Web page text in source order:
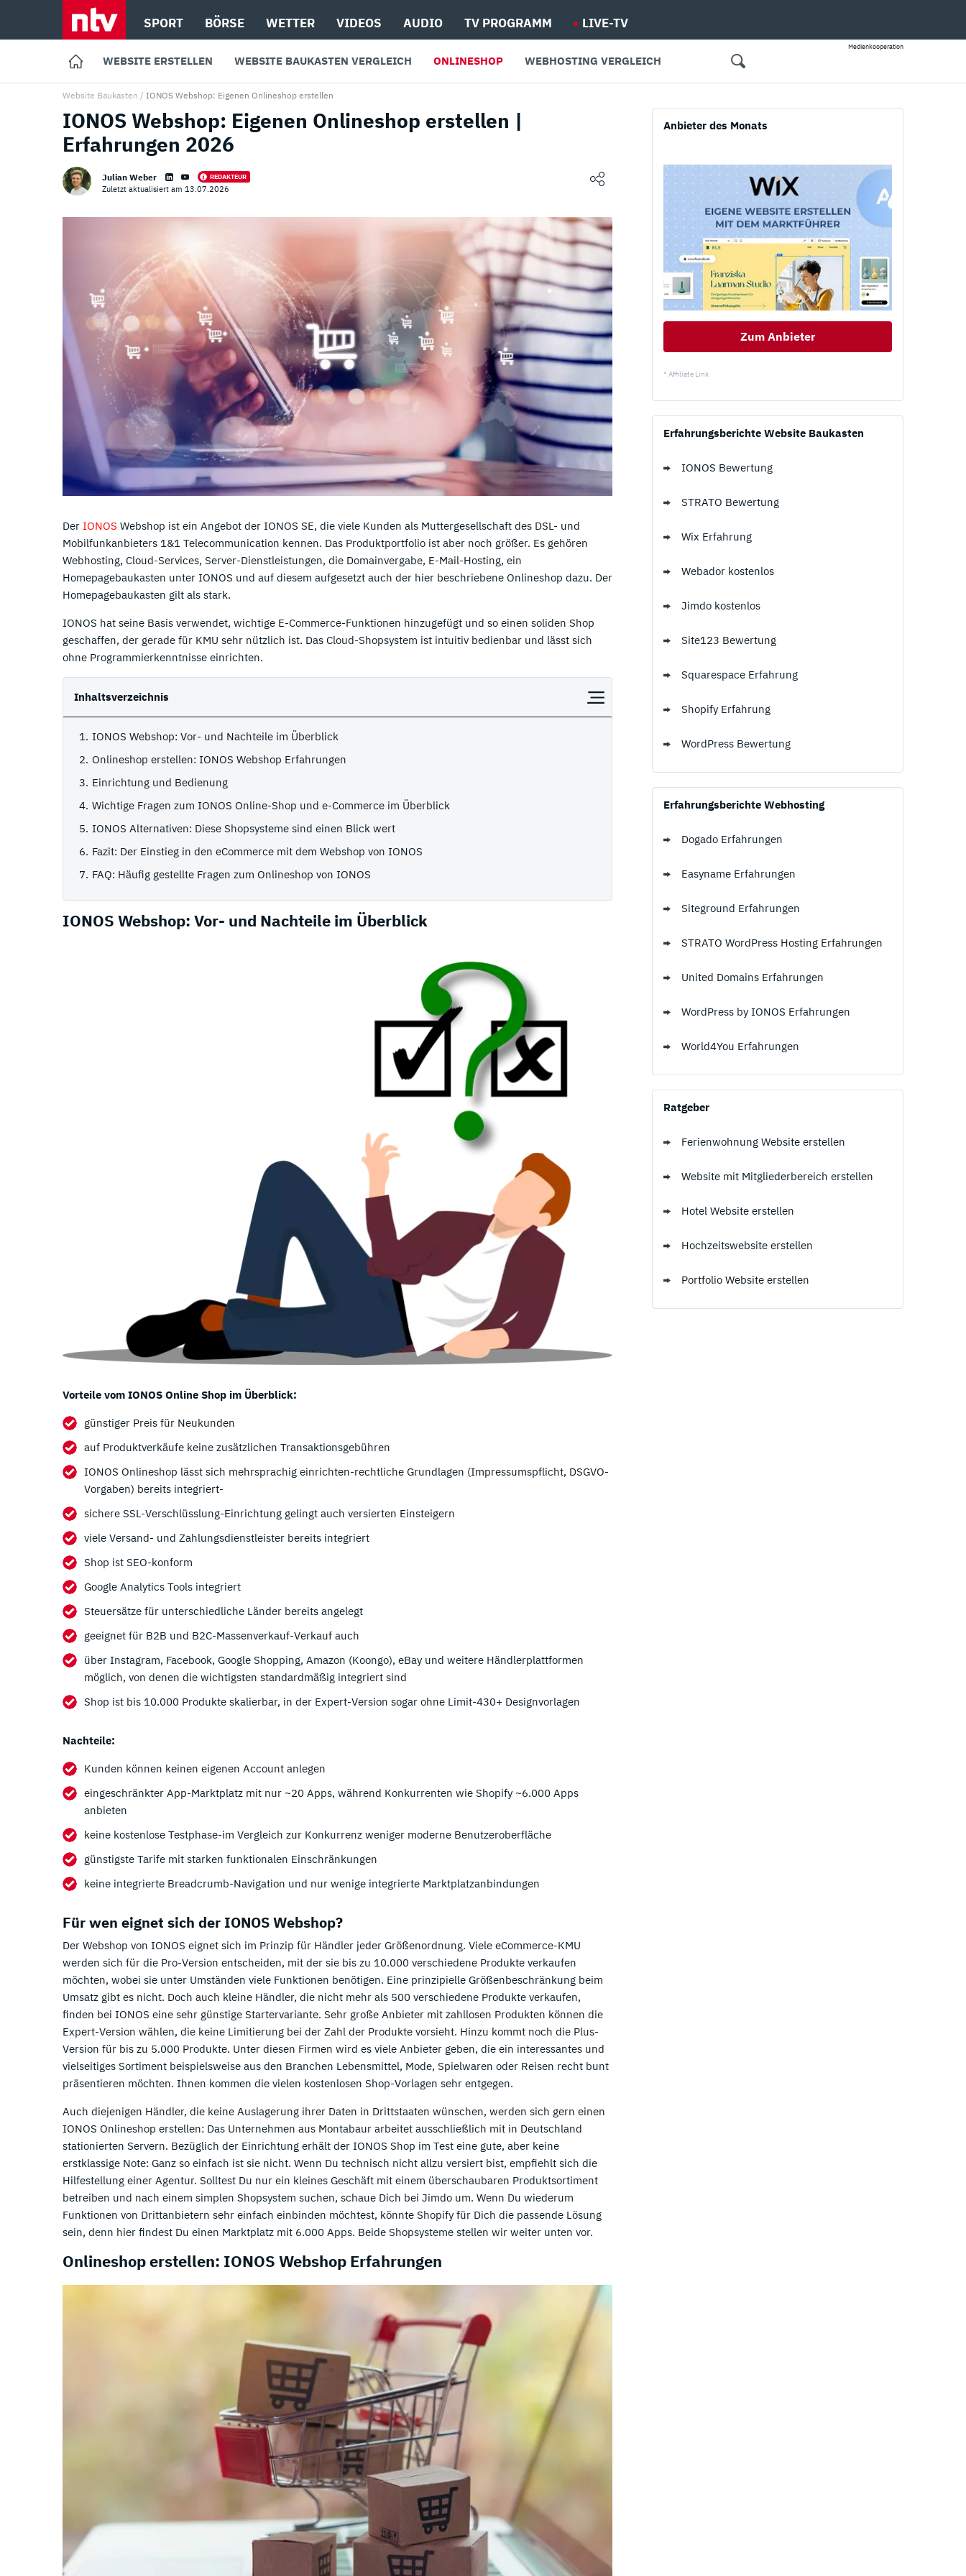
SPORT BÖRSE WETTER VIDEOS AUDIO TV PROGRAMM LIVE-TV
WEBSITE ERSTELLEN WEBSITE BAUKASTEN VERGLEICH ONLINESHOP WEBHOSTING VERGLEICH
Medienkooperation
Website Baukasten / IONOS Webshop: Eigenen Onlineshop erstellen
IONOS Webshop: Eigenen Onlineshop erstellen |
Erfahrungen 2026
Julian Weber REDAKTEUR
Zuletzt aktualisiert am 13.07.2026
Der IONOS Webshop ist ein Angebot der IONOS SE, die viele Kunden als Muttergesellschaft des DSL- und
Mobilfunkanbieters 1&1 Telecommunication kennen. Das Produktportfolio ist aber noch größer. Es gehören
Webhosting, Cloud-Services, Server-Dienstleistungen, die Domainvergabe, E-Mail-Hosting, ein
Homepagebaukasten unter IONOS und auf diesem aufgesetzt auch der hier beschriebene Onlineshop dazu. Der
Homepagebaukasten gilt als stark.
IONOS hat seine Basis verwendet, wichtige E-Commerce-Funktionen hinzugefügt und so einen soliden Shop
geschaffen, der gerade für KMU sehr nützlich ist. Das Cloud-Shopsystem ist intuitiv bedienbar und lässt sich
ohne Programmierkenntnisse einrichten.
Inhaltsverzeichnis
IONOS Webshop: Vor- und Nachteile im Überblick
Onlineshop erstellen: IONOS Webshop Erfahrungen
Einrichtung und Bedienung
Wichtige Fragen zum IONOS Online-Shop und e-Commerce im Überblick
IONOS Alternativen: Diese Shopsysteme sind einen Blick wert
Fazit: Der Einstieg in den eCommerce mit dem Webshop von IONOS
FAQ: Häufig gestellte Fragen zum Onlineshop von IONOS
IONOS Webshop: Vor- und Nachteile im Überblick
Vorteile vom IONOS Online Shop im Überblick:
günstiger Preis für Neukunden
auf Produktverkäufe keine zusätzlichen Transaktionsgebühren
IONOS Onlineshop lässt sich mehrsprachig einrichten-rechtliche Grundlagen (Impressumspflicht, DSGVO-
Vorgaben) bereits integriert-
sichere SSL-Verschlüsslung-Einrichtung gelingt auch versierten Einsteigern
viele Versand- und Zahlungsdienstleister bereits integriert
Shop ist SEO-konform
Google Analytics Tools integriert
Steuersätze für unterschiedliche Länder bereits angelegt
geeignet für B2B und B2C-Massenverkauf-Verkauf auch
über Instagram, Facebook, Google Shopping, Amazon (Koongo), eBay und weitere Händlerplattformen
möglich, von denen die wichtigsten standardmäßig integriert sind
Shop ist bis 10.000 Produkte skalierbar, in der Expert-Version sogar ohne Limit-430+ Designvorlagen
Nachteile:
Kunden können keinen eigenen Account anlegen
eingeschränkter App-Marktplatz mit nur ~20 Apps, während Konkurrenten wie Shopify ~6.000 Apps
anbieten
keine kostenlose Testphase-im Vergleich zur Konkurrenz weniger moderne Benutzeroberfläche
günstigste Tarife mit starken funktionalen Einschränkungen
keine integrierte Breadcrumb-Navigation und nur wenige integrierte Marktplatzanbindungen
Für wen eignet sich der IONOS Webshop?
Der Webshop von IONOS eignet sich im Prinzip für Händler jeder Größenordnung. Viele eCommerce-KMU
werden sich für die Pro-Version entscheiden, mit der sie bis zu 10.000 verschiedene Produkte verkaufen
möchten, wobei sie unter Umständen viele Funktionen benötigen. Eine prinzipielle Größenbeschränkung beim
Umsatz gibt es nicht. Doch auch kleine Händler, die nicht mehr als 500 verschiedene Produkte verkaufen,
finden bei IONOS eine sehr günstige Startervariante. Sehr große Anbieter mit zahllosen Produkten können die
Expert-Version wählen, die keine Limitierung bei der Zahl der Produkte vorsieht. Hinzu kommt noch die Plus-
Version für bis zu 5.000 Produkte. Unter diesen Firmen wird es viele Anbieter geben, die ein interessantes und
vielseitiges Sortiment beispielsweise aus den Branchen Lebensmittel, Mode, Spielwaren oder Reisen recht bunt
präsentieren möchten. Ihnen kommen die vielen kostenlosen Shop-Vorlagen sehr entgegen.
Auch diejenigen Händler, die keine Auslagerung ihrer Daten in Drittstaaten wünschen, werden sich gern einen
IONOS Onlineshop erstellen: Das Unternehmen aus Montabaur arbeitet ausschließlich mit in Deutschland
stationierten Servern. Bezüglich der Einrichtung erhält der IONOS Shop im Test eine gute, aber keine
erstklassige Note: Ganz so einfach ist sie nicht. Wenn Du technisch nicht allzu versiert bist, empfiehlt sich die
Hilfestellung einer Agentur. Solltest Du nur ein kleines Geschäft mit einem überschaubaren Produktsortiment
betreiben und nach einem simplen Shopsystem suchen, schaue Dich bei Jimdo um. Wenn Du wiederum
Funktionen von Drittanbietern sehr einfach einbinden möchtest, könnte Shopify für Dich die passende Lösung
sein, denn hier findest Du einen Marktplatz mit 6.000 Apps. Beide Shopsysteme stellen wir weiter unten vor.
Onlineshop erstellen: IONOS Webshop Erfahrungen
Anbieter des Monats
Zum Anbieter
* Affiliate Link
Erfahrungsberichte Website Baukasten
IONOS Bewertung
STRATO Bewertung
Wix Erfahrung
Webador kostenlos
Jimdo kostenlos
Site123 Bewertung
Squarespace Erfahrung
Shopify Erfahrung
WordPress Bewertung
Erfahrungsberichte Webhosting
Dogado Erfahrungen
Easyname Erfahrungen
Siteground Erfahrungen
STRATO WordPress Hosting Erfahrungen
United Domains Erfahrungen
WordPress by IONOS Erfahrungen
World4You Erfahrungen
Ratgeber
Ferienwohnung Website erstellen
Website mit Mitgliederbereich erstellen
Hotel Website erstellen
Hochzeitswebsite erstellen
Portfolio Website erstellen